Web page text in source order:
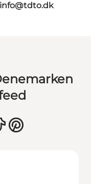
info@tdto.dk